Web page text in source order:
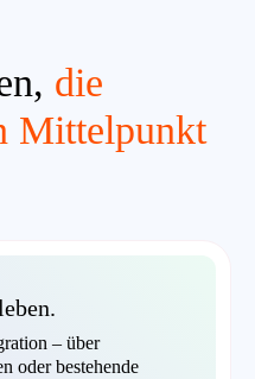
die
Mittelpunkt
– über
oder bestehende